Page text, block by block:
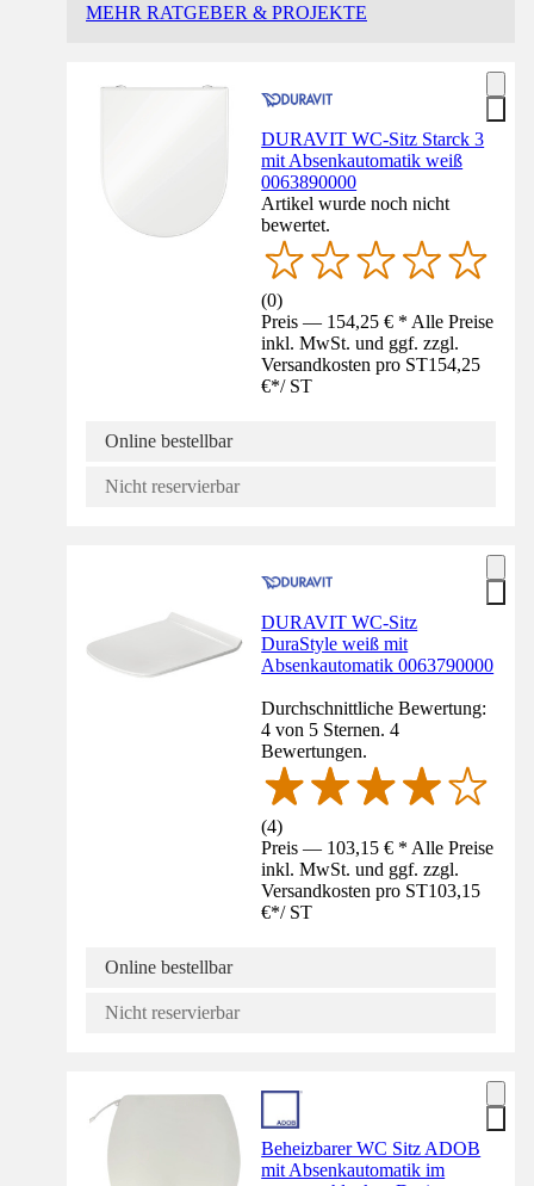
MEHR RATGEBER & PROJEKTE
DURAVIT WC-Sitz Starck 3
mit Absenkautomatik weiß
0063890000
Artikel wurde noch nicht
bewertet.
(0)
Preis — 154,25 € * Alle Preise
inkl. MwSt. und ggf. zzgl.
Versandkosten pro ST154,25
€*/ ST
Online bestellbar
Nicht reservierbar
DURAVIT WC-Sitz
DuraStyle weiß mit
Absenkautomatik 0063790000
Durchschnittliche Bewertung:
4 von 5 Sternen. 4
Bewertungen.
(4)
Preis — 103,15 € * Alle Preise
inkl. MwSt. und ggf. zzgl.
Versandkosten pro ST103,15
€*/ ST
Online bestellbar
Nicht reservierbar
Beheizbarer WC Sitz ADOB
mit Absenkautomatik im